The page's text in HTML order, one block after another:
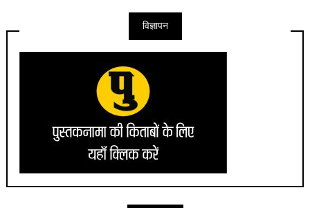
विज्ञापन